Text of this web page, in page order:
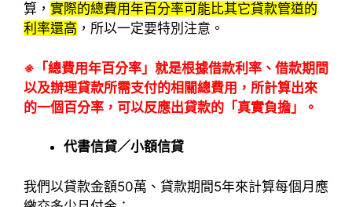
算， 實際的總費用年百分率可能比其它貸款管道的
利率還高 ，所以一定要特別注意。
※ 「總費用年百分率」就是根據借款利率、借款期間
以及辦理貸款所需支付的相關總費用，所計算出來
的一個百分率，可以反應出貸款的「真實負擔」。
代書信貸／小額信貸
我們以貸款金額50萬、貸款期間5年來計算每個月應